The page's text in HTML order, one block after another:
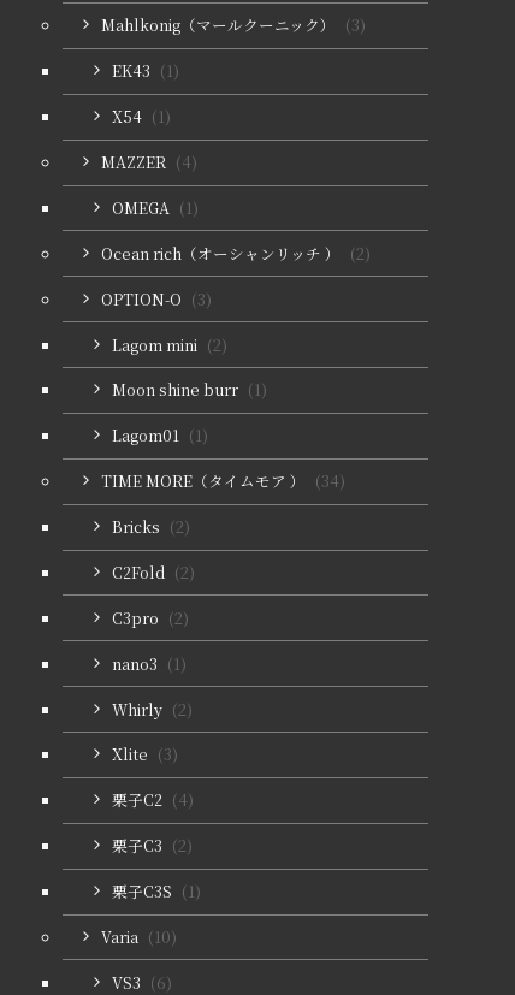
Mahlkonig（マールクーニック）
(3)
EK43 (1)
X54 (1)
MAZZER (4)
OMEGA (1)
Ocean rich（オーシャンリッチ ）
(2)
OPTION-O (3)
Lagom mini (2)
Moon shine burr (1)
Lagom01 (1)
TIME MORE（タイムモア ）
(34)
Bricks (2)
C2Fold (2)
C3pro (2)
nano3 (1)
Whirly (2)
Xlite (3)
栗子C2 (4)
栗子C3 (2)
栗子C3S (1)
Varia (10)
VS3 (6)